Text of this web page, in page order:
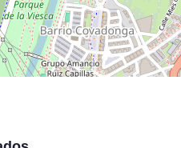
directo en Sarón